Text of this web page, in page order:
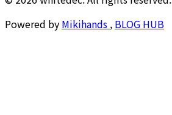
Powered by Mikihands , BLOG HUB